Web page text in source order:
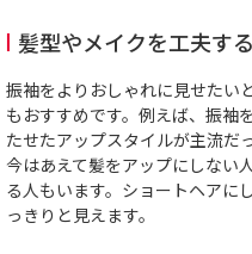
髪型やメイクを工夫する
振袖をよりおしゃれに見せたい
もおすすめです。例えば、振袖
たせたアップスタイルが主流だ
今はあえて髪をアップにしない
る人もいます。ショートヘアに
っきりと見えます。